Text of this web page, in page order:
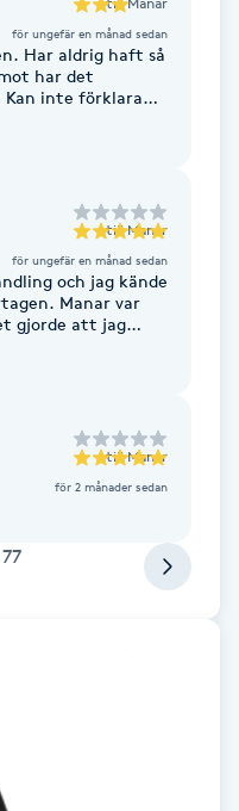
för ungefär en månad sedan
Har aldrig haft så
har det
Kan inte förklara
klart fel.
till Manar
för ungefär en månad sedan
och jag kände
Manar var
gjorde att jag
stödjande miljö
till Manar
för 2 månader sedan
77